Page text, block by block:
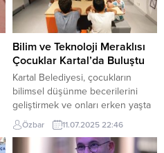
Bilim ve Teknoloji Meraklısı
Çocuklar Kartal’da Buluştu
Kartal Belediyesi, çocukların
bilimsel düşünme becerilerini
geliştirmek ve onları erken yaşta
mühendislikle tanıştırmak
amacıyla örnek bir projeye imza
atıyor. Kartal Bilim, Mühendislik ve
Özbar 11.07.2025 22:46